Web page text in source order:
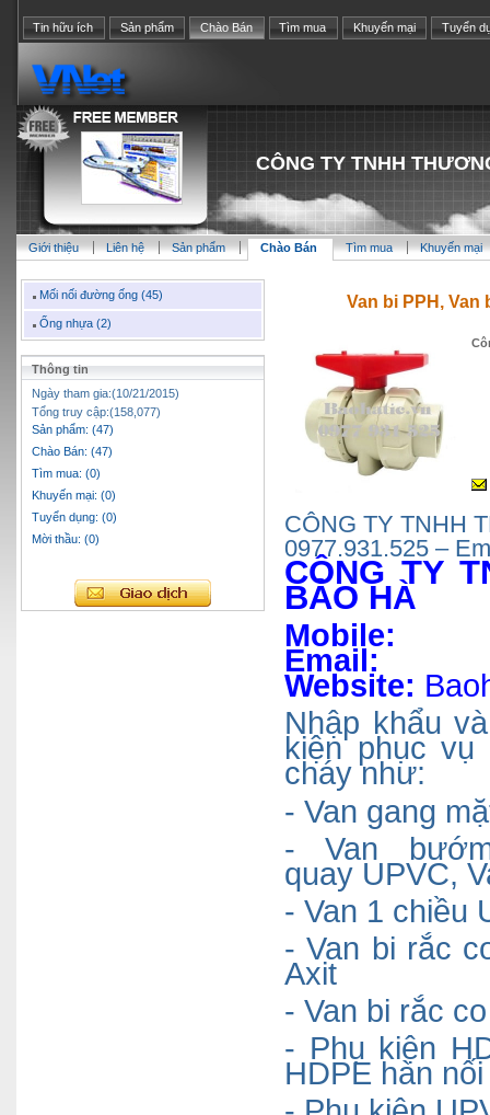
Tin hữu ích Sản phẩm Chào Bán Tìm mua Khuyến mại Tuyển
CÔNG TY TNHH
Giới thiệu Liên hệ Sản phẩm Chào Bán Tìm mua Khuyến mại
Mối nối đường ống (45)
Ống nhựa (2)
Thông tin
Ngày tham gia:(10/21/2015)
Tổng truy cập:(158,077)
Sản phẩm: (47)
Chào Bán: (47)
Tìm mua: (0)
Khuyến mại: (0)
Tuyển dụng: (0)
Mời thầu: (0)
Van bi PPH, Van
CÔNG TY TNHH
0977.931.525 –
CÔNG TY
BẢO HÀ
Website:
Nhập khẩu
kiện phục
cháy như:
- Van gang
- Van
quay UPVC,
- Van 1 chiều
- Van bi rắc
Axit
- Van bi rắc
- Phụ kiện
HDPE hàn